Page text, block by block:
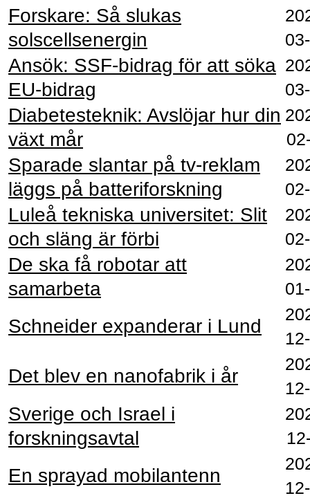
Forskare: Så slukas
solscellsenergin
Ansök: SSF-bidrag för att söka
EU-bidrag
Diabetesteknik: Avslöjar hur din
växt mår
Sparade slantar på tv-reklam
läggs på batteriforskning
Luleå tekniska universitet: Slit
och släng är förbi
De ska få robotar att
samarbeta
Schneider expanderar i Lund
Det blev en nanofabrik i år
Sverige och Israel i
forskningsavtal
En sprayad mobilantenn